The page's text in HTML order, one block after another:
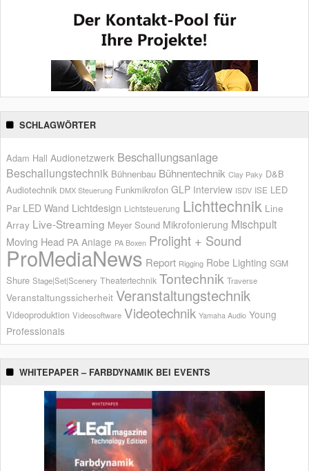
SCHLAGWÖRTER
Adam Hall Audionetzwerk Beschallungsanlage
Beschallungstechnik Bühnenbau Bühnentechnik Clay Paky D&B
Audiotechnik DMX Steuerung Funkmikrofon GLP Interview ISDV ISE LED
Par LED Wand Lichtdesign Lichtsteuerung Lichttechnik Line
Array Live-Streaming Meyer Sound Mikrofonierung Mischpult
Moving Head PA Anlage PA Boxen Prolight + Sound
ProMediaNews Report Rigging Robe Lighting SGM
Shure Stage|Set|Scenery Theatertechnik Tontechnik Traverse
Veranstaltungssicherheit Veranstaltungstechnik
Videoproduktion Videosoftware Videotechnik Yamaha Audio Young
Professionals
WHITEPAPER – FARBDYNAMIK BEI EVENTS